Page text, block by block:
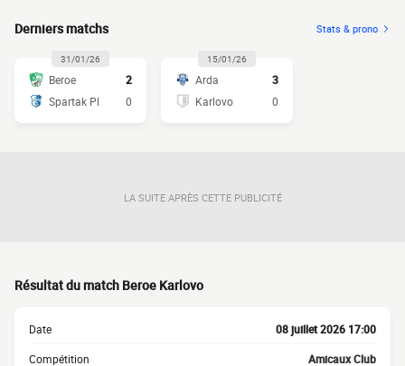
Derniers matchs Stats & prono
31/01/26
Beroe
2
Spartak Pl
0
15/01/26
Arda
3
Karlovo
0
LA SUITE APRÈS CETTE PUBLICITÉ
Résultat du match Beroe Karlovo
Date 08 juillet 2026 17:00
Compétition Amicaux Club